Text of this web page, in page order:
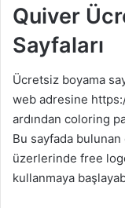
Quiver
Sayfaları
Ücretsiz boyama
web adresine
ardından coloring
Bu sayfada bulunan
üzerlerinde free
kullanmaya